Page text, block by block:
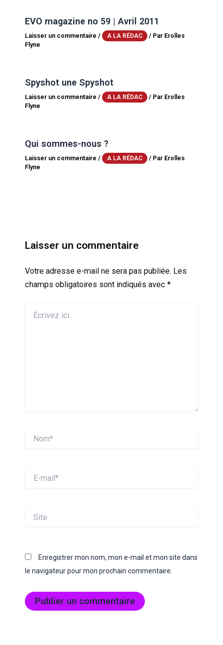
EVO magazine no 59 | Avril 2011
Laisser un commentaire / A LA RÉDAC / Par Erolles
Flyne
Spyshot une Spyshot
Laisser un commentaire / A LA RÉDAC / Par Erolles
Flyne
Qui sommes-nous ?
Laisser un commentaire / A LA RÉDAC / Par Erolles
Flyne
Laisser un commentaire
Votre adresse e-mail ne sera pas publiée. Les
champs obligatoires sont indiqués avec *
ici…
mail*
Enregistrer mon nom, mon e-mail et mon site dans
le navigateur pour mon prochain commentaire.